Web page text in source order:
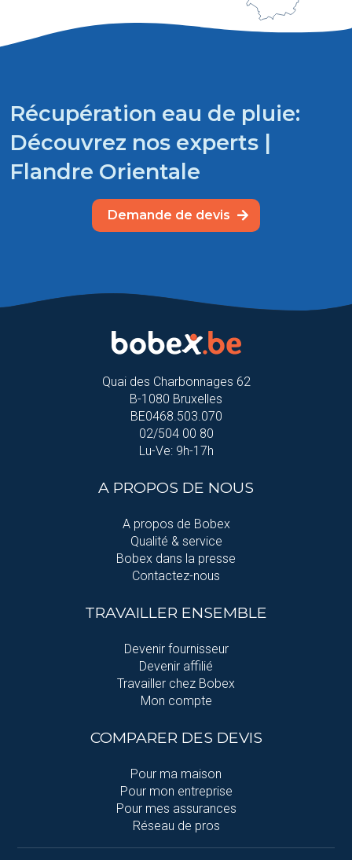
Récupération eau de pluie:
Découvrez nos experts |
Flandre Orientale
Demande de devis
Quai des Charbonnages 62
B-1080 Bruxelles
BE0468.503.070
02/504 00 80
Lu-Ve: 9h-17h
A PROPOS DE NOUS
A propos de Bobex
Qualité & service
Bobex dans la presse
Contactez-nous
TRAVAILLER ENSEMBLE
Devenir fournisseur
Devenir affilié
Travailler chez Bobex
Mon compte
COMPARER DES DEVIS
Pour ma maison
Pour mon entreprise
Pour mes assurances
Réseau de pros